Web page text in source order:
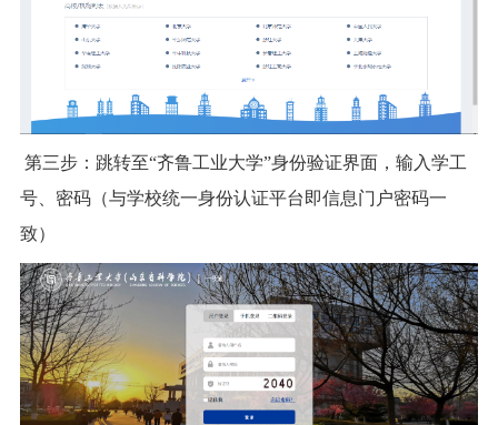
第三步：跳转至“齐鲁工业大学”身份验证界面，输入学工
号、密码（与学校统一身份认证平台即信息门户密码一
致）